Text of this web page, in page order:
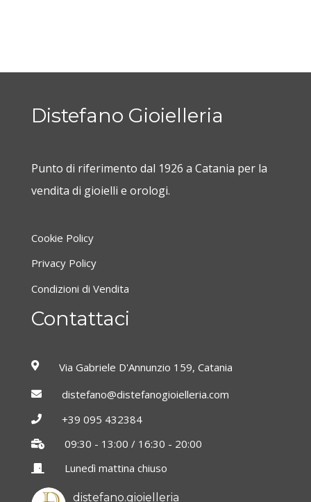
Distefano Gioielleria
Punto di riferimento dal 1926 a Catania per la
vendita di gioielli e orologi.
Cookie Policy
Privacy Policy
Condizioni di Vendita
Contattaci
Via Gabriele D'Annunzio 159, Catania
distefano@distefanogioielleria.com
+39 095 432384
09:30 - 13:00 / 16:30 - 20:00
Lunedì mattina chiuso
distefano.gioielleria